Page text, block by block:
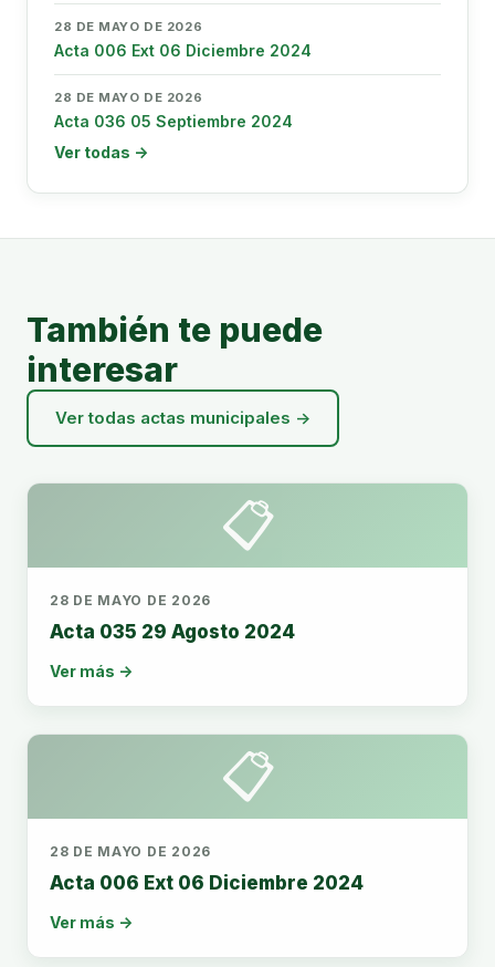
28 DE MAYO DE 2026
Acta 006 Ext 06 Diciembre 2024
28 DE MAYO DE 2026
Acta 036 05 Septiembre 2024
Ver todas →
También te puede
interesar
Ver todas actas municipales →
📋
28 DE MAYO DE 2026
Acta 035 29 Agosto 2024
Ver más →
📋
28 DE MAYO DE 2026
Acta 006 Ext 06 Diciembre 2024
Ver más →